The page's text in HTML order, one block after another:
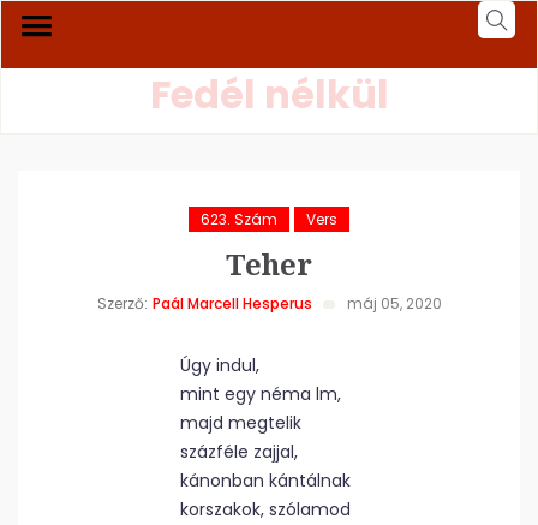
Fedél nélkül
623. Szám Vers
Teher
Szerző: Paál Marcell Hesperus máj 05, 2020
Úgy indul,
mint egy néma lm,
majd megtelik
százféle zajjal,
kánonban kántálnak
korszakok, szólamod